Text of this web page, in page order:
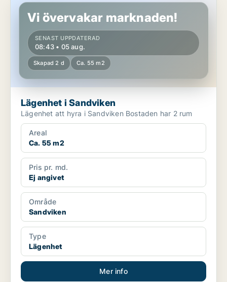
Vi övervakar marknaden!
SENAST UPPDATERAD
08:43 • 05 aug.
Skapad 2 d Ca. 55 m2
Lägenhet i Sandviken
Lägenhet att hyra i Sandviken Bostaden har 2 rum
Areal
Ca. 55 m2
Pris pr. md.
Ej angivet
Område
Sandviken
Type
Lägenhet
Mer info